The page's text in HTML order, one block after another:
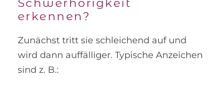
Schwerhörigkeit
erkennen?
Zunächst tritt sie schleichend auf und
wird dann auffälliger. Typische Anzeichen
sind z. B.: